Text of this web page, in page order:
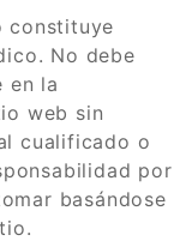
constituye
No debe
en la
web sin
cualificado o
por
basándose